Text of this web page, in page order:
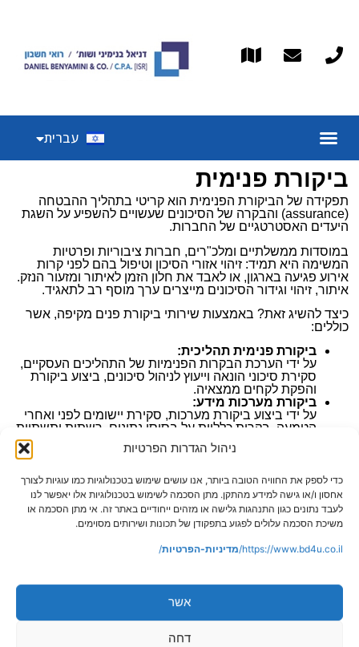
ניהול הגדרות הפרטיות
כדי לספק את החוויה הטובה ביותר, אנו עושים שימוש בטכנולוגיות כמו עוגיות לצורך
אחסון ו/או גישה למידע מהתקן. מתן הסכמה לשימוש בטכנולוגיות אלו יאפשר לנו
לעבד נתונים כגון התנהגות גלישה או מזהים ייחודיים באתר זה. אי מתן הסכמה או
משיכת הסכמה עלולים לפגוע בתפקודן של תכונות ושירותים מסוימים.
https://www.bd4u.co.il/ מדיניות-הפרטיות/
אשר
דחה
עברית
Español
ביקורת פנימית
תפקידה של הביקורת הפנימית הוא קריטי בתהליך ההבטחה
(assurance) והבקרה של הסיכונים שעשויים להשפיע על השגת
היעדים האסטרטגיים של החברות.
במוסדות ממשלתיים ומלכ"רים, חברות ציבוריות ופרטיות
המשימה היא תמיד: זיהוי אזורי הסיכון וטיפול בהם לפני קרות
אירוע פגיעה בארגון, או לאבד את חלון הזמן לאיתור ומזעור הנזק.
איתור, זיהוי וגידור הסיכונים מייצרים ערך מוסף רב לתאגיד.
כיצד להשיג זאת? באמצעות שירותי ביקורת פנים מקיפה, אשר
כוללים:
ביקורת פנימית תהליכית:
על ידי הערכת הבקרות הפנימיות של התהליכים העסקיים,
סקירת סיכוני הונאה וייעוץ לניהול סיכונים, ביצוע ביקורת
והפקת לקחים ממצאיה.
ביקורת מערכות מידע:
על ידי ביצוע ביקורת מערכות, סקירת יישומים לפני ואחרי
הטמעה, בקרות כלליות על בסיסי נתונים, רשתות ותשתיות
ושיתוף פעולה עם הביקורת
מיקור חוץ מלא כולל ביצוע כל פעילויות הביקורת הפנימיות,
כגון: הערכת סיכונים, קביעת תוכנית ביקורת, ביצוע
התוכנית, דיווח תוצאות ומעקב ביצוע, ועוד.
הערכת סיכונים
אנו מסייעים ללקוחותינו בהכנת תכנית הביקורת הפנימית
השנתית, בשיטת מתודולוגית מבוססת סיכון המעיילת את
עבודת המבקר, ומפנה את המשאבים לנושאים קריטיים,
ביקורת חקירתית